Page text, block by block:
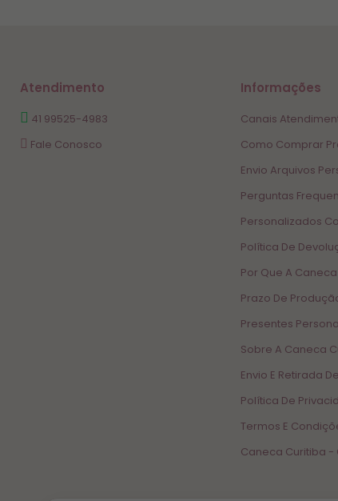
Atendimento
41 99525-4983
Fale Conosco
Informações
Canais
Como Comprar
Envio Arquivos
Perguntas
Personalizados
Política De
Por Que A
Prazo De
Presentes
Sobre A Caneca
Envio E Retirada
Política De
Termos E
Caneca Curitiba -